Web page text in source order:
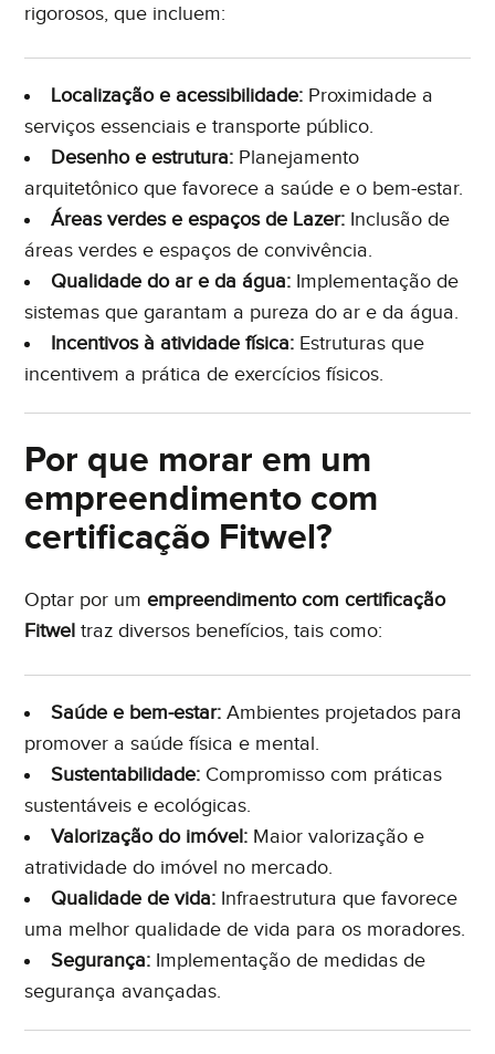
rigorosos, que incluem:
Localização e acessibilidade: Proximidade a
serviços essenciais e transporte público.
Desenho e estrutura: Planejamento
arquitetônico que favorece a saúde e o bem-estar.
Áreas verdes e espaços de Lazer: Inclusão de
áreas verdes e espaços de convivência.
Qualidade do ar e da água: Implementação de
sistemas que garantam a pureza do ar e da água.
Incentivos à atividade física: Estruturas que
incentivem a prática de exercícios físicos.
Por que morar em um
empreendimento com
certificação Fitwel?
Optar por umempreendimento com certificação
Fitwel traz diversos benefícios, tais como:
Saúde e bem-estar: Ambientes projetados para
promover a saúde física e mental.
Sustentabilidade: Compromisso com práticas
sustentáveis e ecológicas.
Valorização do imóvel: Maior valorização e
atratividade do imóvel no mercado.
Qualidade de vida: Infraestrutura que favorece
uma melhor qualidade de vida para os moradores.
Segurança: Implementação de medidas de
segurança avançadas.